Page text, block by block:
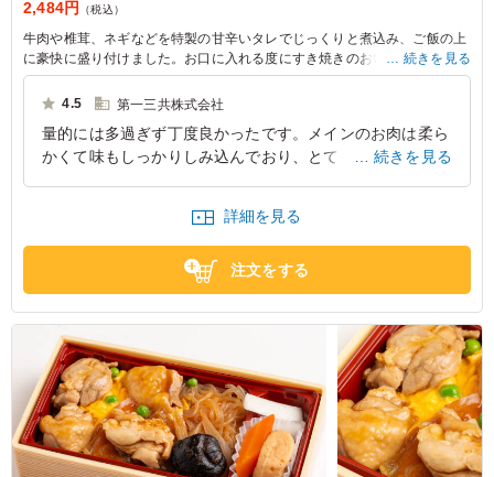
2,484円 （税込）
牛肉や椎茸、ネギなどを特製の甘辛いタレでじっくりと煮込み、ご飯の上
に豪快に盛り付けました。お口に入れる度にすき焼きのおいしさが拡がっ
て、最後まで贅沢なお味を楽しんでいただけます。たん熊北店のお弁当
で、特別なひとときをお楽しみください。
続きを見る
4.5 第一三共株式会社
量的には多過ぎず丁度良かったです。メインのお肉は柔ら
かくて味もしっかりしみ込んでおり、とても美味しく戴き
東京都中央区日本橋本町2026/04/18
続きを見る
詳細を見る
注文をする